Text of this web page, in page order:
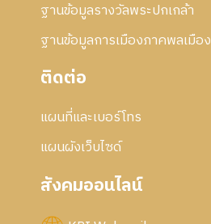
ฐานข้อมูลรางวัลพระปกเกล้า
ฐานข้อมูลการเมืองภาคพลเมือง
ติดต่อ
แผนที่และเบอร์โทร
แผนผังเว็บไซด์
สังคมออนไลน์